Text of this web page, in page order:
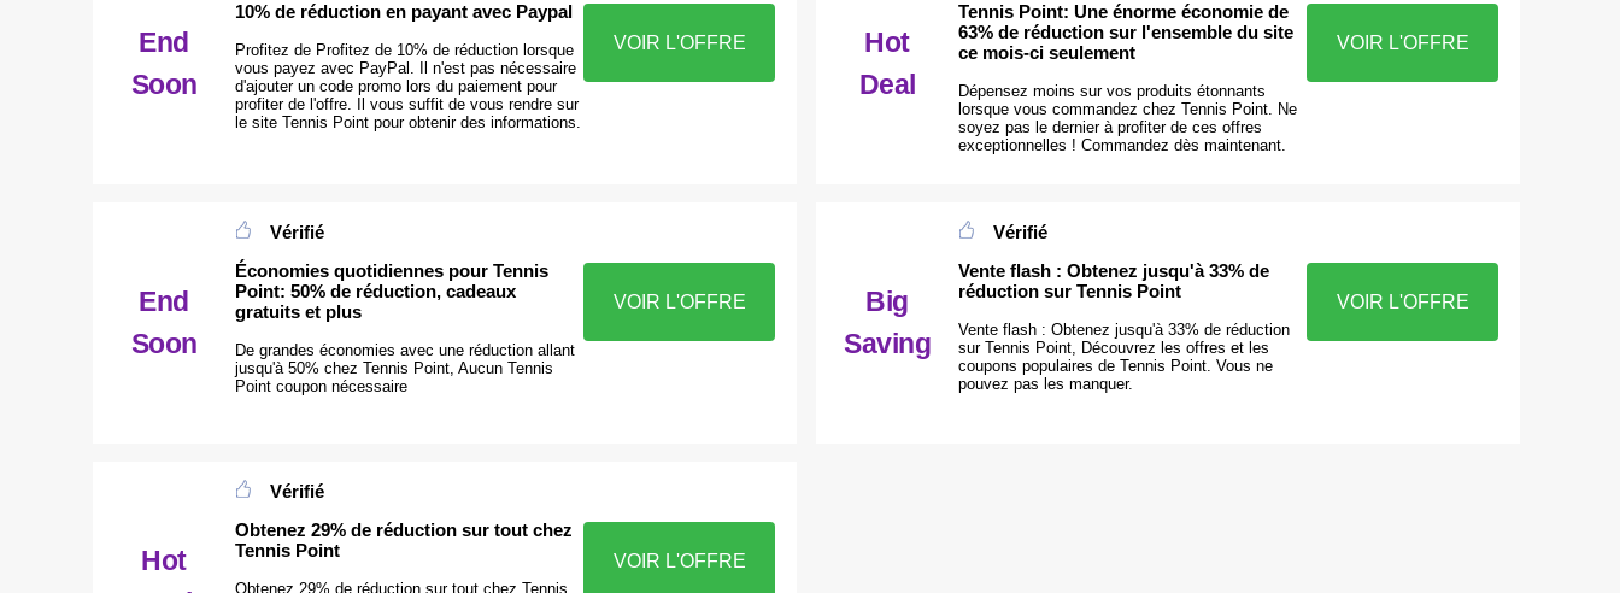
End
Soon
10% de réduction en payant avec Paypal
Profitez de Profitez de 10% de réduction lorsque
vous payez avec PayPal. Il n'est pas nécessaire
d'ajouter un code promo lors du paiement pour
profiter de l'offre. Il vous suffit de vous rendre sur
le site Tennis Point pour obtenir des informations.
VOIR L'OFFRE
Hot
Deal
Tennis Point: Une énorme économie de
63% de réduction sur l'ensemble du site
ce mois-ci seulement
Dépensez moins sur vos produits étonnants
lorsque vous commandez chez Tennis Point. Ne
soyez pas le dernier à profiter de ces offres
exceptionnelles ! Commandez dès maintenant.
VOIR L'OFFRE
End
Soon
Vérifié
Économies quotidiennes pour Tennis
Point: 50% de réduction, cadeaux
gratuits et plus
De grandes économies avec une réduction allant
jusqu'à 50% chez Tennis Point, Aucun Tennis
Point coupon nécessaire
VOIR L'OFFRE
Big
Saving
Vérifié
Vente flash : Obtenez jusqu'à 33% de
réduction sur Tennis Point
Vente flash : Obtenez jusqu'à 33% de réduction
sur Tennis Point, Découvrez les offres et les
coupons populaires de Tennis Point. Vous ne
pouvez pas les manquer.
VOIR L'OFFRE
Hot
Vérifié
Obtenez 29% de réduction sur tout chez
Tennis Point
Obtenez 29% de réduction sur tout chez Tennis
VOIR L'OFFRE